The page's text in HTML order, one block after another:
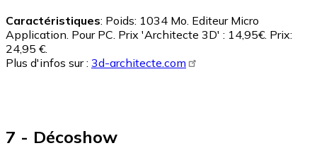
Caractéristiques: Poids: 1034 Mo. Editeur Micro
Application. Pour PC. Prix 'Architecte 3D' : 14,95€. Prix:
24,95 €.
Plus d'infos sur : 3d-architecte.com
7 - Décoshow